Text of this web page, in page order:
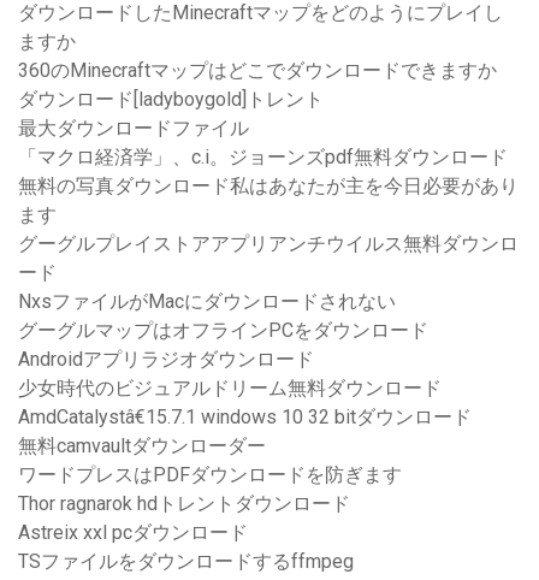
ダウンロードしたMinecraftマップをどのようにプレイし
ますか
360のMinecraftマップはどこでダウンロードできますか
ダウンロード[ladyboygold]トレント
最大ダウンロードファイル
「マクロ経済学」、c.i。ジョーンズpdf無料ダウンロード
無料の写真ダウンロード私はあなたが主を今日必要があり
ます
グーグルプレイストアアプリアンチウイルス無料ダウンロ
ード
NxsファイルがMacにダウンロードされない
グーグルマップはオフラインPCをダウンロード
Androidアプリラジオダウンロード
少女時代のビジュアルドリーム無料ダウンロード
AmdCatalystâ€15.7.1 windows 10 32 bitダウンロード
無料camvaultダウンローダー
ワードプレスはPDFダウンロードを防ぎます
Thor ragnarok hdトレントダウンロード
Astreix xxl pcダウンロード
TSファイルをダウンロードするffmpeg